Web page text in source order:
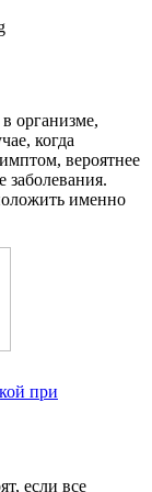
организме,
когда
вероятнее
заболевания.
именно
при
если все